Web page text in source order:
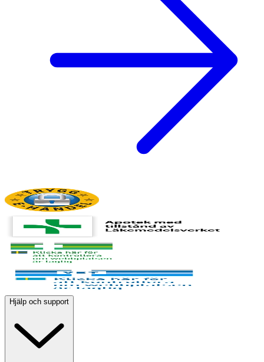
Hjälp och support